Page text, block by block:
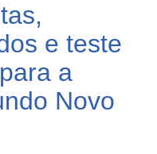
e teste
a
Novo